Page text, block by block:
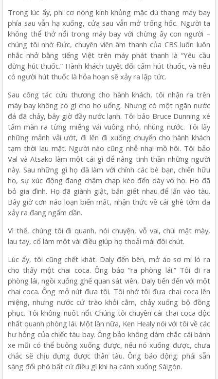
Trong lúc ấy, phi cơ nóng kinh khủng mặc dù thang máy bay
phía sau vẫn hạ xuống, cửa sau vẫn mở trống hốc. Người ta
không thể thở nổi trong máy bay với chừng ấy con người –
chúng tôi nhờ Đức, chuyên viên âm thanh của CBS luôn luôn
nhắc nhở bằng tiếng Việt trên máy phát thanh là “Yêu cầu
đừng hút thuốc.” Hành khách tuyệt đối cấm hút thuốc, và nếu
có người hút thuốc là hỏa hoạn sẽ xảy ra lập tức.
Sau công tác cứu thương cho hành khách, tôi nhận ra trên
máy bay không có gì cho họ uống. Nhưng có một ngăn nước
đá đã chảy, bây giờ đầy nước lạnh. Tôi bảo Bruce Dunning xé
tấm màn ra từng miếng vải vuông nhỏ, nhúng nước. Tôi lấy
những mảnh vải ướt, đi lên đi xuống chuyển cho hành khách
tạm thời lau mặt. Người nào cũng nhễ nhại mồ hôi. Tôi bảo
Val và Atsako làm một cái gì để nâng tinh thần những người
này. Sau những gì họ đã làm với chính các bè bạn, chiến hữu
họ, sự xúc động đang chậm chạp kéo đến dày vò họ. Họ đã
bỏ gia đình. Họ đã giành giật, bắn giết nhau để lấn vào tàu.
Bây giờ cơn náo loạn biến mất, nhận thức về cái ghê tởm đã
xảy ra đang ngấm dần.
Vì thế, chúng tôi đi quanh, nói chuyện, vỗ vai, chùi mặt mày,
lau tay, cố làm một vài điều giúp họ thoải mái đôi chút.
Lúc ấy, tôi cũng chết khát. Daly đến bên, mở áo sơ mi ló ra
cho thấy một chai coca. Ông bảo “ra phòng lái.” Tôi đi ra
phòng lái, ngồi xuống ghế quan sát viên, Daly tiến đến với một
chai coca. Ông mở nút đưa tôi. Tôi nhớ tôi đưa chai coca lên
miệng, nhưng nước cứ trào khỏi cằm, chảy xuống bộ đồng
phục. Tôi không nuốt nổi. Chúng tôi chuyền cái chai coca độc
nhất quanh phòng lái. Một lần nữa, Ken Healy nói với tôi về các
hư hỏng của chiếc tàu bay. Ông bảo không dám chắc cái bánh
xe mũi có thể buông xuống được, nếu nó xuống được, chưa
chắc sẽ chịu đựng được thân tàu. Ông báo động: phải sẵn
sàng đối phó bất cứ điều gì khi hạ cánh xuống Sàigòn.